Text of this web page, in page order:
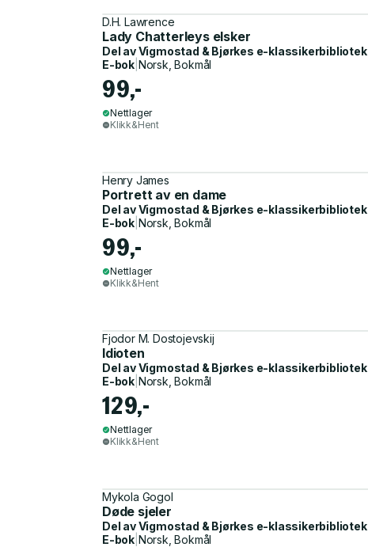
D.H. Lawrence
Lady Chatterleys elsker
Del avVigmostad & Bjørkes e-klassikerbibliotek
E-bok Norsk, Bokmål
99,-
Nettlager
Klikk&Hent
Henry James
Portrett av en dame
Del avVigmostad & Bjørkes e-klassikerbibliotek
E-bok Norsk, Bokmål
99,-
Nettlager
Klikk&Hent
Fjodor M. Dostojevskij
Idioten
Del avVigmostad & Bjørkes e-klassikerbibliotek
E-bok Norsk, Bokmål
129,-
Nettlager
Klikk&Hent
Mykola Gogol
Døde sjeler
Del avVigmostad & Bjørkes e-klassikerbibliotek
E-bok Norsk, Bokmål